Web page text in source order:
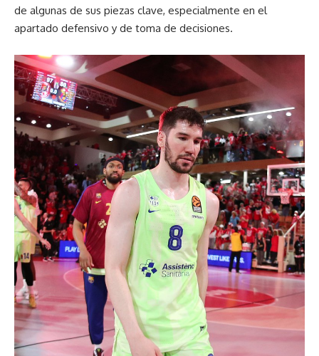
de algunas de sus piezas clave, especialmente en el
apartado defensivo y de toma de decisiones.